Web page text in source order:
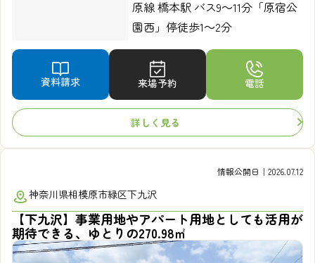
原線 橋本駅 バス9～11分「原宿公
園西」停徒歩1～2分
資料請求 来場予約 電話
詳しく見る
情報公開日｜2026.07.12
神奈川県相模原市緑区下九沢
【下九沢】事業用地やアパート用地としても活用が
期待できる、ゆとりの270.98㎡